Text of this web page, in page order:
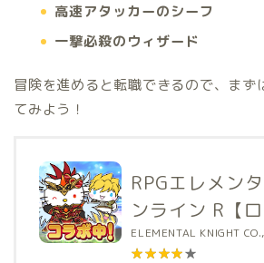
高速アタッカーのシーフ
一撃必殺のウィザード
冒険を進めると転職できるので、まず
てみよう！
RPGエレメン
ンライン R【
ング】
ELEMENTAL KNIGHT
★★★★★
★★★★★